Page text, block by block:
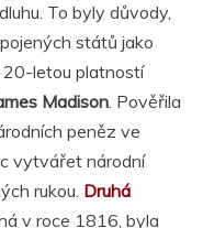
To byly důvody,
států jako
20-letou platností
Madison. Pověřila
peněz ve
vytvářet národní
rukou. Druhá
v roce 1816, byla